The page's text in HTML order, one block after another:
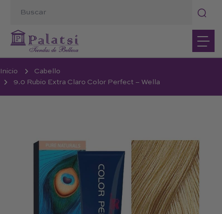
Inicio
Cabello
9.0 Rubio Extra Claro Color Perfect – Wella